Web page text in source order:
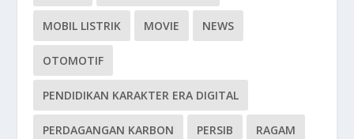
MOBIL LISTRIK MOVIE NEWS
OTOMOTIF
PENDIDIKAN KARAKTER ERA DIGITAL
PERDAGANGAN KARBON PERSIB RAGAM